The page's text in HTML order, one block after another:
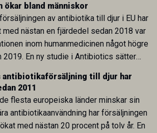
ökar bland människor
av antibiotika till djur i EU har
med nästan en fjärdedel sedan 2018 var
inom humanmedicinen något högre
2019. En ny studie i Antibiotics sätter
inom de båda sektorerna sida vid
pekar på en obalans i EU:s One Health-
antibiotikaförsäljning till djur har
2011
flesta europeiska länder minskar sin
antibiotikaanvändning har försäljningen
med nästan 20 procent på tolv år. En